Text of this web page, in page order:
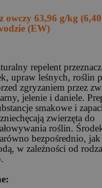
owczy 63,96 g/kg
(EW)
repelent
upraw leśnych, roślin
zgryzaniem przez
jelenie i daniele.
smakowe i
zwierzęta do
roślin.
bezpośrednio,
w zależności od